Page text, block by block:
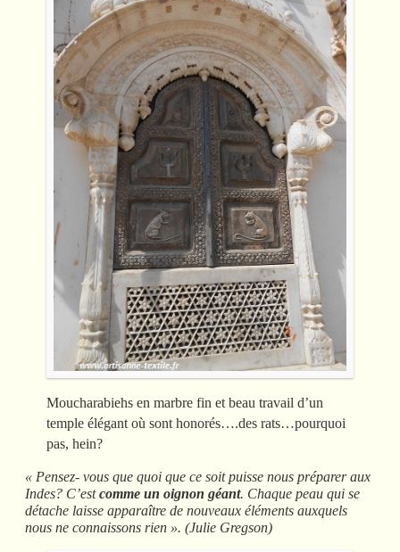
Moucharabiehs en marbre fin et beau travail d’un
temple élégant où sont honorés….des rats…pourquoi
pas, hein?
« Pensez- vous que quoi que ce soit puisse nous préparer aux
Indes? C’estcomme un oignon géant. Chaque peau qui se
détache laisse apparaître de nouveaux éléments auxquels
nous ne connaissons rien ». (Julie Gregson)